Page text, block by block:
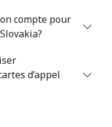
compte pour
d’appel